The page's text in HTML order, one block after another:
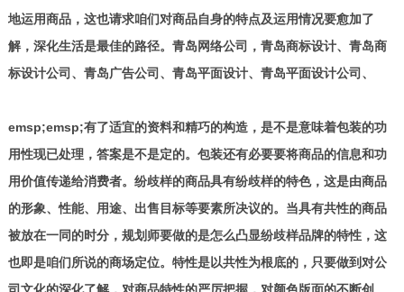
地运用商品，这也请求咱们对商品自身的特点及运用情况要愈加了
解，深化生活是最佳的路径。青岛网络公司，青岛商标设计、青岛商
标设计公司、青岛广告公司、青岛平面设计、青岛平面设计公司、
emsp;emsp;有了适宜的资料和精巧的构造，是不是意味着包装的功
用性现已处理，答案是不是定的。包装还有必要要将商品的信息和功
用价值传递给消费者。纷歧样的商品具有纷歧样的特色，这是由商品
的形象、性能、用途、出售目标等要素所决议的。当具有共性的商品
被放在一同的时分，规划师要做的是怎么凸显纷歧样品牌的特性，这
也即是咱们所说的商场定位。特性是以共性为根底的，只要做到对公